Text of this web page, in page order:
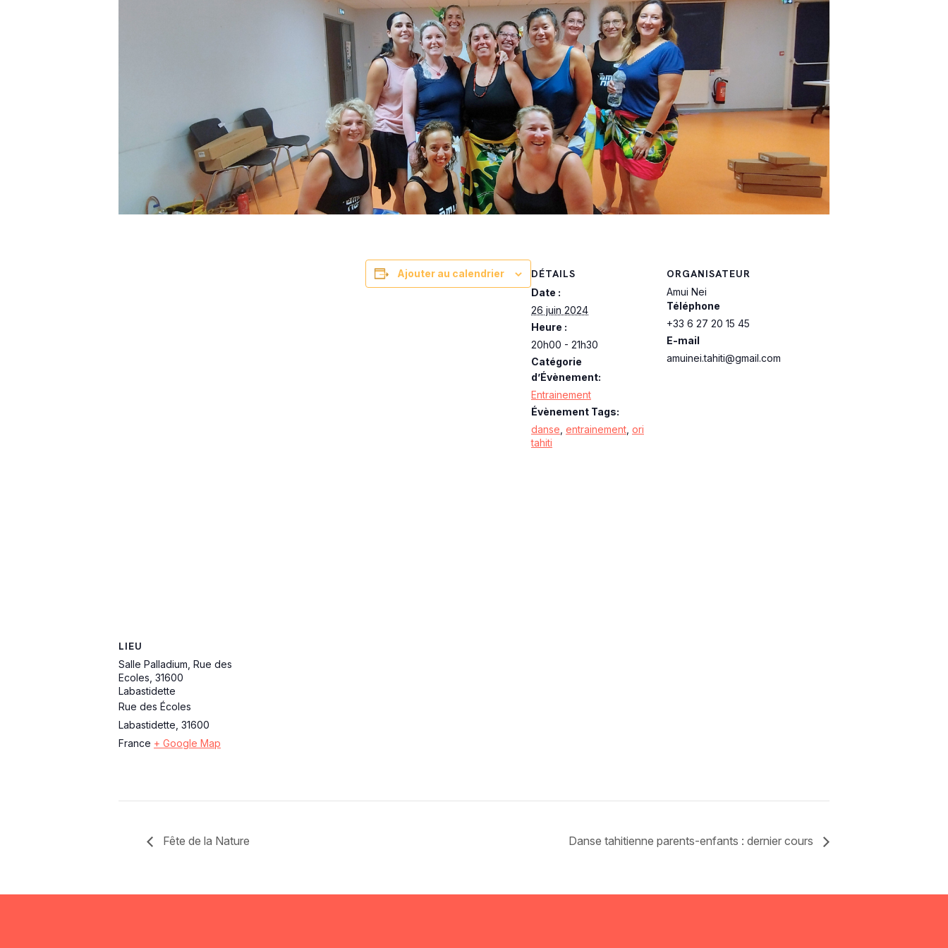
Ajouter au calendrier DÉTAILS
Date :
26 juin 2024
Heure :
20h00 - 21h30
Catégorie
d’Évènement:
Entrainement
Évènement Tags:
danse entrainement ori
tahiti
ORGANISATEUR
Amui Nei
Téléphone
+33 6 27 20 15 45
E-mail
amuinei.tahiti@gmail.com
LIEU
Salle Palladium, Rue des
Ecoles, 31600
Labastidette
Rue des Écoles
Labastidette 31600
France + Google Map
Fête de la Nature Danse tahitienne parents-enfants : dernier cours